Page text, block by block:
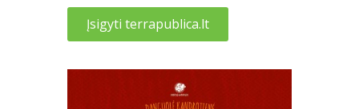
Įsigyti terrapublica.lt